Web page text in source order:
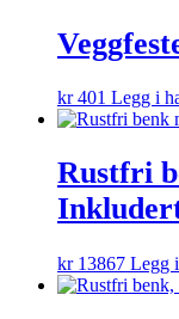
kr401 Legg i
Rustfri
kr13867 Legg